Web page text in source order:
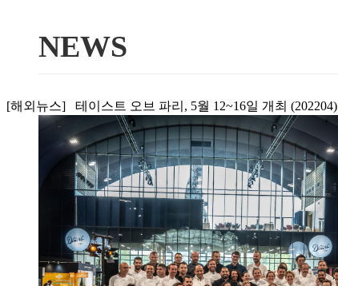
NEWS
[해외뉴스] 테이스트 오브 파리, 5월 12~16일 개최 (202204)